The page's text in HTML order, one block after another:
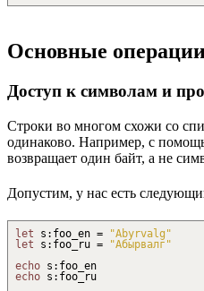
Основные
Доступ к символам и
Строки во многом схожи со
одинаково. Например, с
возвращает один байт, а не
Допустим, у нас есть
let s : foo_en =
"Abyrvalg"
let s : foo_ru =
"Абырвалг"
echo s : foo_en
echo s : foo_ru